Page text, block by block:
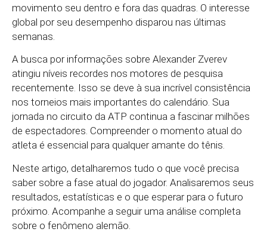
movimento seu dentro e fora das quadras. O interesse
global por seu desempenho disparou nas últimas
semanas.
A busca por informações sobre Alexander Zverev
atingiu níveis recordes nos motores de pesquisa
recentemente. Isso se deve à sua incrível consistência
nos torneios mais importantes do calendário. Sua
jornada no circuito da ATP continua a fascinar milhões
de espectadores. Compreender o momento atual do
atleta é essencial para qualquer amante do tênis.
Neste artigo, detalharemos tudo o que você precisa
saber sobre a fase atual do jogador. Analisaremos seus
resultados, estatísticas e o que esperar para o futuro
próximo. Acompanhe a seguir uma análise completa
sobre o fenômeno alemão.